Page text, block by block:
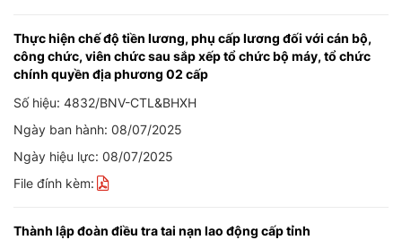
Thực hiện chế độ tiền lương, phụ cấp lương đối với cán bộ,
công chức, viên chức sau sắp xếp tổ chức bộ máy, tổ chức
chính quyền địa phương 02 cấp
Số hiệu: 4832/BNV-CTL&BHXH
Ngày ban hành: 08/07/2025
Ngày hiệu lực: 08/07/2025
File đính kèm:
Thành lập đoàn điều tra tai nạn lao động cấp tỉnh